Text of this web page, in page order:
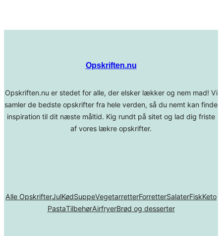
Opskriften.nu
Opskriften.nu er stedet for alle, der elsker lækker og nem mad! Vi
samler de bedste opskrifter fra hele verden, så du nemt kan finde
inspiration til dit næste måltid. Kig rundt på sitet og lad dig friste
af vores lækre opskrifter.
Alle OpskrifterJulKødSuppeVegetarretterForretterSalaterFiskKeto
PastaTilbehørAirfryerBrød og desserter